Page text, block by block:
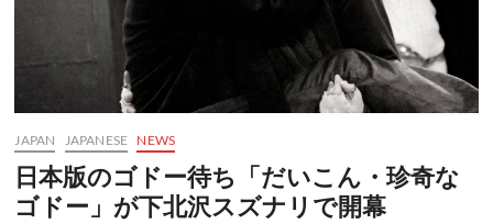
JAPAN JAPANESE NEWS
日本版のゴドー待ち「だいこん・珍奇な
ゴドー」が下北沢スズナリで開幕